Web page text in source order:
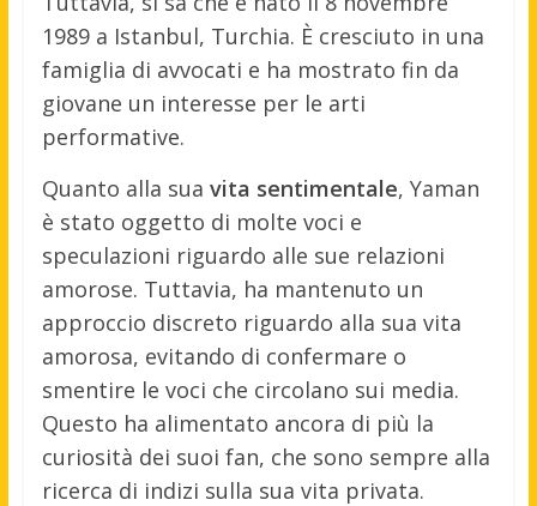
1989 a Istanbul, Turchia. È cresciuto in una
famiglia di avvocati e ha mostrato fin da
giovane un interesse per le arti
performative.
Quanto alla sua vita sentimentale, Yaman
è stato oggetto di molte voci e
speculazioni riguardo alle sue relazioni
amorose. Tuttavia, ha mantenuto un
approccio discreto riguardo alla sua vita
amorosa, evitando di confermare o
smentire le voci che circolano sui media.
Questo ha alimentato ancora di più la
curiosità dei suoi fan, che sono sempre alla
ricerca di indizi sulla sua vita privata.